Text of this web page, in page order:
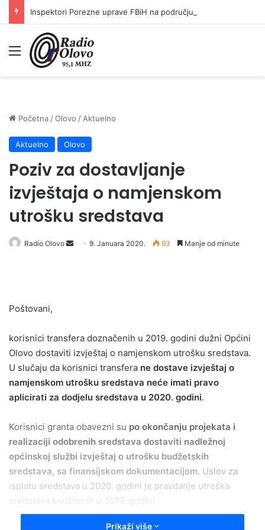
Meni
Početna /Olovo / Aktuelno
Aktuelno Olovo
Poziv za dostavljanje
izvještaja o namjenskom
utrošku sredstava
Radio Olovo
Send9. Januara 2020. 93 Manje od minute
Poštovani,
korisnici transfera doznačenih u 2019. godini dužni Općini
Olovo dostaviti izvještaj o namjenskom utrošku sredstava.
U slučaju da korisnici transfera ne dostave izvještaj o
namjenskom utrošku sredstava neće imati pravo
aplicirati za dodjelu sredstava u 2020. godini.
Korisnici granta obavezni su po okončanju projekata i
realizaciji odobrenih sredstava dostaviti nadležnoj
općinskoj službi izvještaj o utrošku budžetskih
sredstava, sa finansijskom dokumentacijom. Uslov za
isplatu sredstava u 2020. godini je pravdanje utroška
sredstava korištenih u 2019. godini.
Prikaži više